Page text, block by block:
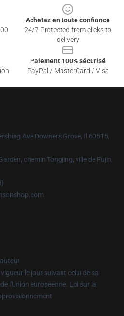
Achetez en toute confiance
24/7 Protected from clicks to
delivery
Paiement 100% sécurisé
PayPal / MasterCard / Visa
Ave Downers Grove, Il 60515,
chemin Tongjing, ville de Fujin,
le jour suivant celui de sa
l'Union européenne. Loi sur la